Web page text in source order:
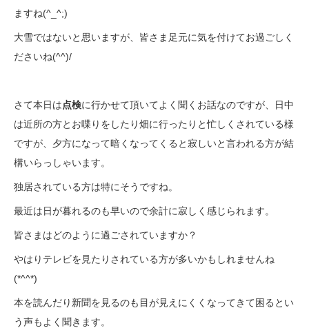
ますね(^_^;)
大雪ではないと思いますが、皆さま足元に気を付けてお過ごしく
ださいね(^^)/
さて本日は点検に行かせて頂いてよく聞くお話なのですが、日中
は近所の方とお喋りをしたり畑に行ったりと忙しくされている様
ですが、夕方になって暗くなってくると寂しいと言われる方が結
構いらっしゃいます。
独居されている方は特にそうですね。
最近は日が暮れるのも早いので余計に寂しく感じられます。
皆さまはどのように過ごされていますか？
やはりテレビを見たりされている方が多いかもしれませんね
(*^^*)
本を読んだり新聞を見るのも目が見えにくくなってきて困るとい
う声もよく聞きます。